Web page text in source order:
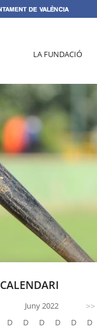
LA FUNDACIÓ
CALENDARI
Juny 2022 >>
D D D D D D